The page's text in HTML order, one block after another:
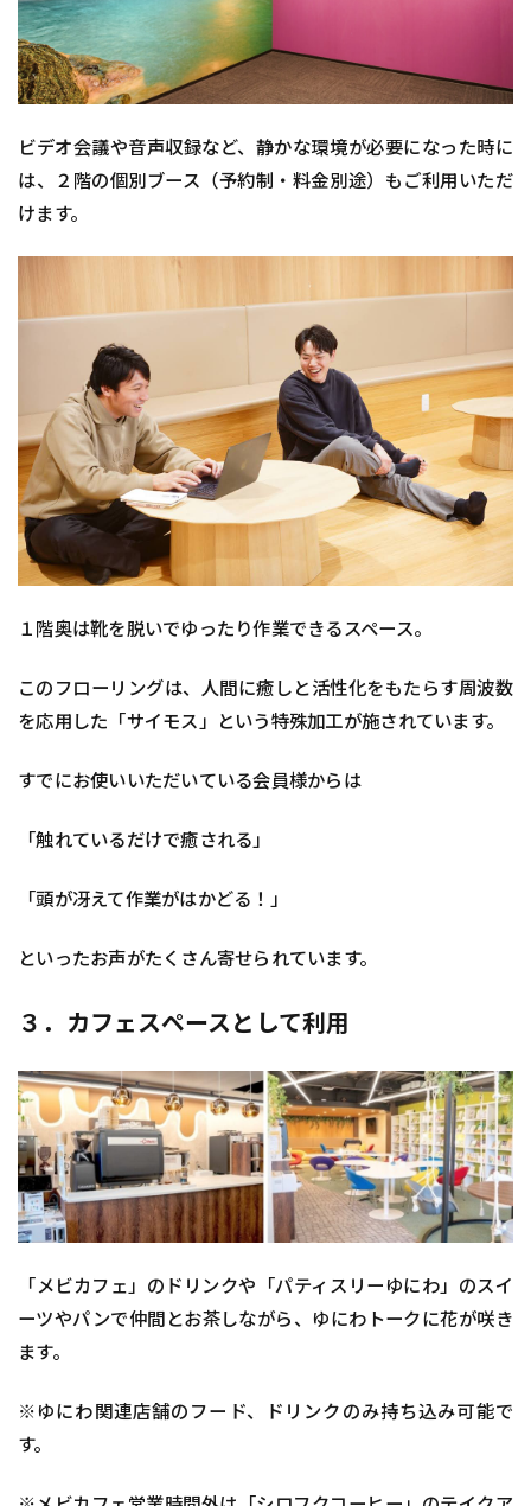
ビデオ会議や音声収録など、静かな環境が必要になった時に
は、２階の個別ブース（予約制・料金別途）もご利用いただ
けます。
１階奥は靴を脱いでゆったり作業できるスペース。
このフローリングは、人間に癒しと活性化をもたらす周波数
を応用した「サイモス」という特殊加工が施されています。
すでにお使いいただいている会員様からは
「触れているだけで癒される」
「頭が冴えて作業がはかどる！」
といったお声がたくさん寄せられています。
３．カフェスペースとして利用
「メビカフェ」のドリンクや「パティスリーゆにわ」のスイ
ーツやパンで仲間とお茶しながら、ゆにわトークに花が咲き
ます。
※ゆにわ関連店舗のフード、ドリンクのみ持ち込み可能で
す。